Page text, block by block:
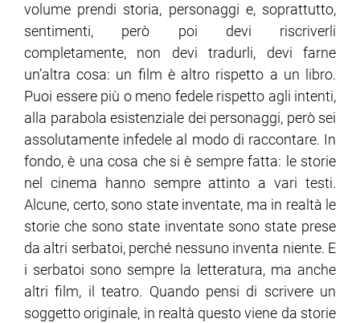
volume prendi storia, personaggi e, soprattutto,
sentimenti, però poi devi riscriverli
completamente, non devi tradurli, devi farne
un’altra cosa: un film è altro rispetto a un libro.
Puoi essere più o meno fedele rispetto agli intenti,
alla parabola esistenziale dei personaggi, però sei
assolutamente infedele al modo di raccontare. In
fondo, è una cosa che si è sempre fatta: le storie
nel cinema hanno sempre attinto a vari testi.
Alcune, certo, sono state inventate, ma in realtà le
storie che sono state inventate sono state prese
da altri serbatoi, perché nessuno inventa niente. E
i serbatoi sono sempre la letteratura, ma anche
altri film, il teatro. Quando pensi di scrivere un
soggetto originale, in realtà questo viene da storie